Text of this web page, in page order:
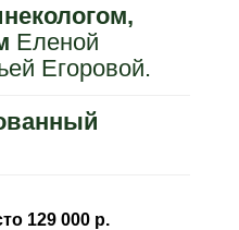
Еленой
Егоровой.
129 000 р.